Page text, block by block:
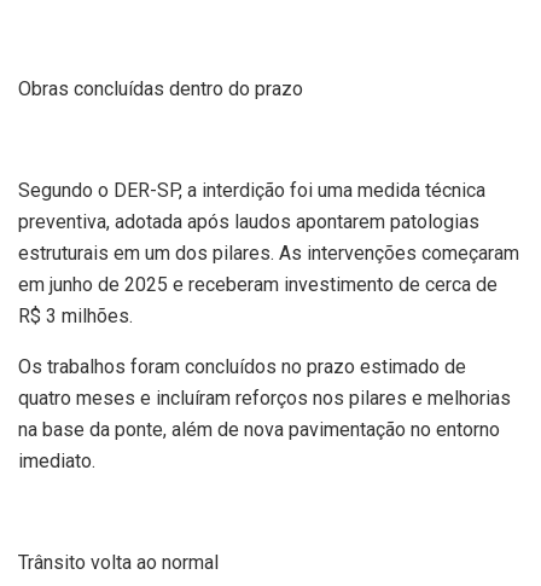
Obras concluídas dentro do prazo
Segundo o DER-SP, a interdição foi uma medida técnica
preventiva, adotada após laudos apontarem patologias
estruturais em um dos pilares. As intervenções começaram
em junho de 2025 e receberam investimento de cerca de
R$ 3 milhões.
Os trabalhos foram concluídos no prazo estimado de
quatro meses e incluíram reforços nos pilares e melhorias
na base da ponte, além de nova pavimentação no entorno
imediato.
Trânsito volta ao normal